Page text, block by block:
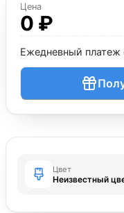
Цена
0 ₽
Ежедневный платеж
Цвет
Неизвестный